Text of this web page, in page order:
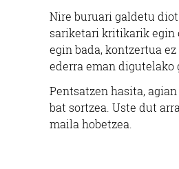
Nire buruari galdetu
sariketari kritikarik egin
egin bada, kontzertua
ederra eman digutelako
Pentsatzen hasita,
bat sortzea. Uste dut
maila hobetzea.